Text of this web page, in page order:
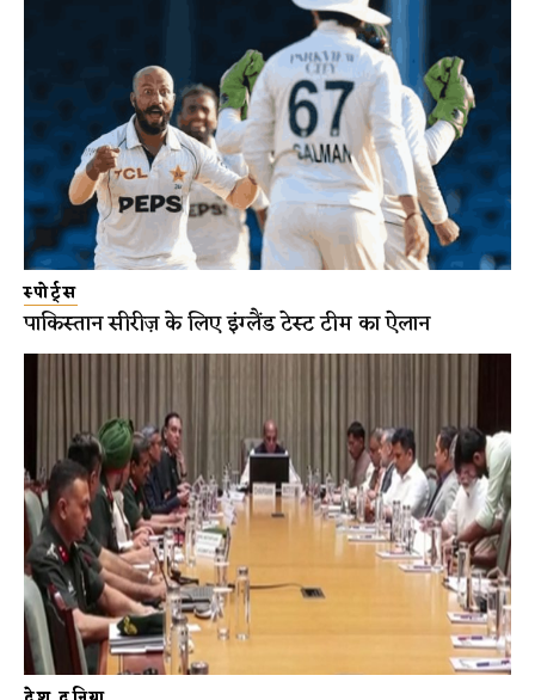
स्पोर्ट्स
पाकिस्तान सीरीज़ के लिए इंग्लैंड टेस्ट टीम का ऐलान